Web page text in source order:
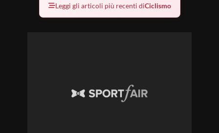
Leggi gli articoli più recenti diCiclismo